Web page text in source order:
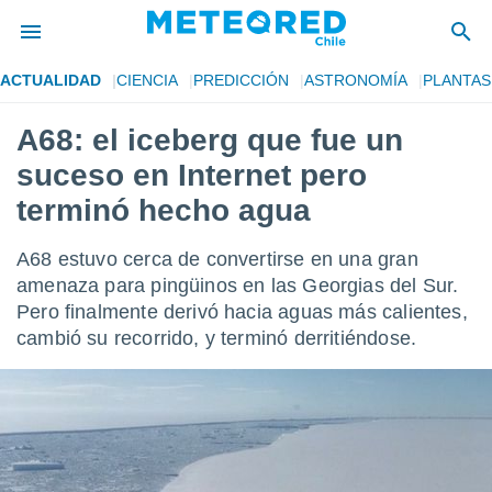
de
por
la
calidad.
a este
las
digital
basada
ACTUALIDAD CIENCIA PREDICCIÓN ASTRONOMÍA PLANTAS
A68: el iceberg que fue un
suceso en Internet pero
terminó hecho agua
A68 estuvo cerca de convertirse en una gran
amenaza para pingüinos en las Georgias del Sur.
Pero finalmente derivó hacia aguas más calientes,
cambió su recorrido, y terminó derritiéndose.